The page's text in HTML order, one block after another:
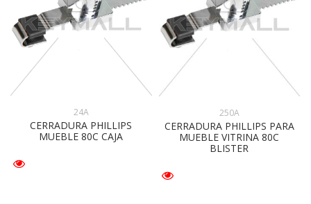
24A
CERRADURA PHILLIPS
MUEBLE 80C CAJA
250A
CERRADURA PHILLIPS PARA
MUEBLE VITRINA 80C
BLISTER